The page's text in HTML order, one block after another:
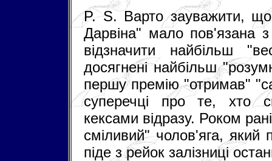
P. S. Варто зауважити, що
Дарвіна" мало пов'язана
відзначити найбільш
досягнені найбільш
першу премію "отримав"
суперечці про те, хто
кексами відразу. Роком
сміливий" чолов'яга, який
піде з рейок залізниці